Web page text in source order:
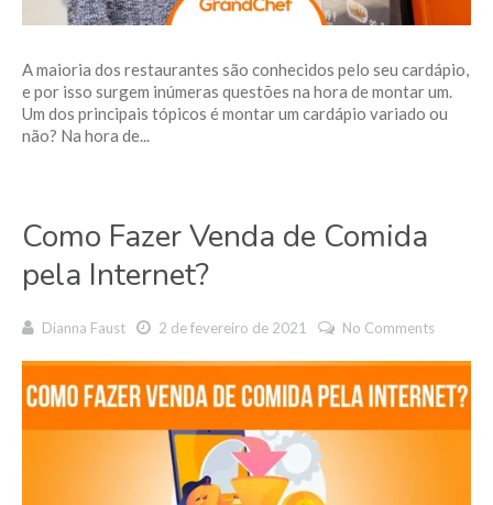
A maioria dos restaurantes são conhecidos pelo seu cardápio,
e por isso surgem inúmeras questões na hora de montar um.
Um dos principais tópicos é montar um cardápio variado ou
não? Na hora de...
Como Fazer Venda de Comida
pela Internet?
Dianna Faust 2 de fevereiro de 2021 No Comments